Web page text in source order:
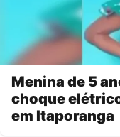
Menina de 5
choque
em Itaporanga